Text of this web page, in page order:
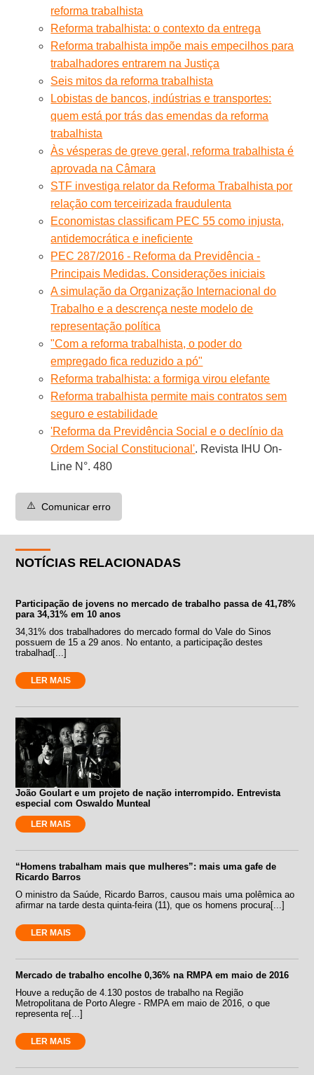
reforma trabalhista
Reforma trabalhista: o contexto da entrega
Reforma trabalhista impõe mais empecilhos para
trabalhadores entrarem na Justiça
Seis mitos da reforma trabalhista
Lobistas de bancos, indústrias e transportes:
quem está por trás das emendas da reforma
trabalhista
Às vésperas de greve geral, reforma trabalhista é
aprovada na Câmara
STF investiga relator da Reforma Trabalhista por
relação com terceirizada fraudulenta
Economistas classificam PEC 55 como injusta,
antidemocrática e ineficiente
PEC 287/2016 - Reforma da Previdência -
Principais Medidas. Considerações iniciais
A simulação da Organização Internacional do
Trabalho e a descrença neste modelo de
representação política
"Com a reforma trabalhista, o poder do
empregado fica reduzido a pó"
Reforma trabalhista: a formiga virou elefante
Reforma trabalhista permite mais contratos sem
seguro e estabilidade
'Reforma da Previdência Social e o declínio da
Ordem Social Constitucional'. Revista IHU On-
Line N°. 480
⚠️ Comunicar erro
NOTÍCIAS RELACIONADAS
Participação de jovens no mercado de trabalho passa de 41,78%
para 34,31% em 10 anos
34,31% dos trabalhadores do mercado formal do Vale do Sinos
possuem de 15 a 29 anos. No entanto, a participação destes
trabalhad[...]
LER MAIS
João Goulart e um projeto de nação interrompido. Entrevista
especial com Oswaldo Munteal
LER MAIS
“Homens trabalham mais que mulheres”: mais uma gafe de
Ricardo Barros
O ministro da Saúde, Ricardo Barros, causou mais uma polêmica ao
afirmar na tarde desta quinta-feira (11), que os homens procura[...]
LER MAIS
Mercado de trabalho encolhe 0,36% na RMPA em maio de 2016
Houve a redução de 4.130 postos de trabalho na Região
Metropolitana de Porto Alegre - RMPA em maio de 2016, o que
representa re[...]
LER MAIS